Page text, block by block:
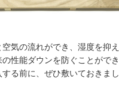
気の流れができ、湿度を抑
性能ダウンを防ぐことができ
る前に、ぜひ敷いておきまし